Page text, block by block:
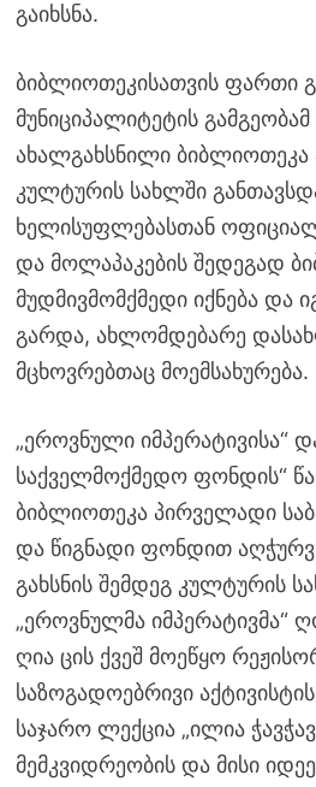
გაიხსნა.
ბიბლიოთეკისათვის ფართი
მუნიციპალიტეტის
ახალგახსნილი ბიბლიოთეკა
კულტურის სახლში
ხელისუფლებასთან
და მოლაპაკების შედეგად
მუდმივმომქმედი იქნება და
გარდა, ახლომდებარე
მცხოვრებთაც მოემსახურება.
„ეროვნული იმპერატივისა“
საქველმოქმედო ფონდის“
ბიბლიოთეკა პირველადი
და წიგნადი ფონდით
გახსნის შემდეგ კულტურის
„ეროვნულმა იმპერატივმა“
ღია ცის ქვეშ მოეწყო
საზოგადოებრივი
საჯარო ლექცია „ილია
მემკვიდრეობის და მისი